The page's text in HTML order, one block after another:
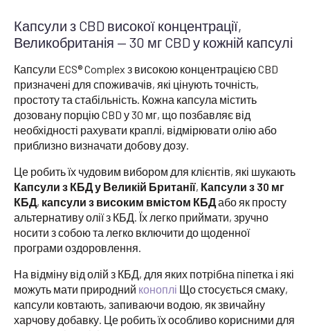
Капсули з CBD високої концентрації,
Великобританія — 30 мг CBD у кожній капсулі
Капсули ECS® Complex з високою концентрацією CBD
призначені для споживачів, які цінують точність,
простоту та стабільність. Кожна капсула містить
дозовану порцію CBD у 30 мг, що позбавляє від
необхідності рахувати краплі, відмірювати олію або
приблизно визначати добову дозу.
Це робить їх чудовим вибором для клієнтів, які шукають
Капсули з КБД у Великій Британії, Капсули з 30 мг
КБД, капсули з високим вмістом КБДабо як просту
альтернативу олії з КБД. Їх легко приймати, зручно
носити з собою та легко включити до щоденної
програми оздоровлення.
На відміну від олій з КБД, для яких потрібна піпетка і які
можуть мати природний коноплі Що стосується смаку,
капсули ковтають, запиваючи водою, як звичайну
харчову добавку. Це робить їх особливо корисними для